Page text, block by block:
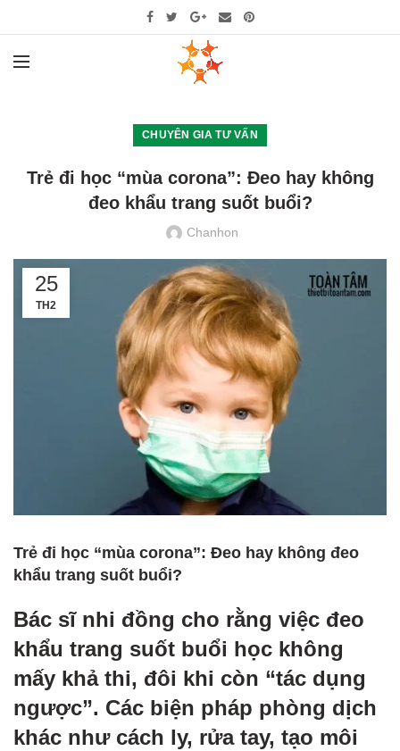
CHUYÊN GIA TƯ VẤN
Trẻ đi học “mùa corona”: Đeo hay không
đeo khẩu trang suốt buổi?
Chanhon
25
TH2
Trẻ đi học “mùa corona”: Đeo hay không đeo
khẩu trang suốt buổi?
Bác sĩ nhi đồng cho rằng việc đeo
khẩu trang suốt buổi học không
mấy khả thi, đôi khi còn “tác dụng
ngược”. Các biện pháp phòng dịch
khác như cách ly, rửa tay, tạo môi